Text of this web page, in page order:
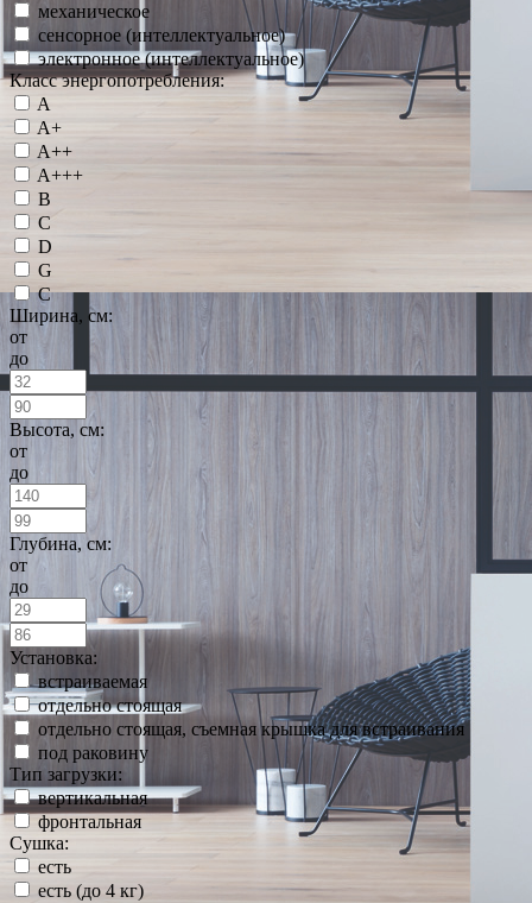
механическое
сенсорное (интеллектуальное)
электронное (интеллектуальное)
Класс энергопотребления:
A
A+
A++
A+++
B
C
D
G
С
Ширина, см:
от
до
Высота, см:
от
до
Глубина, см:
от
до
Установка:
встраиваемая
отдельно стоящая
отдельно стоящая, съемная крышка для встраивания
под раковину
Тип загрузки:
вертикальная
фронтальная
Сушка:
есть
есть (до 4 кг)